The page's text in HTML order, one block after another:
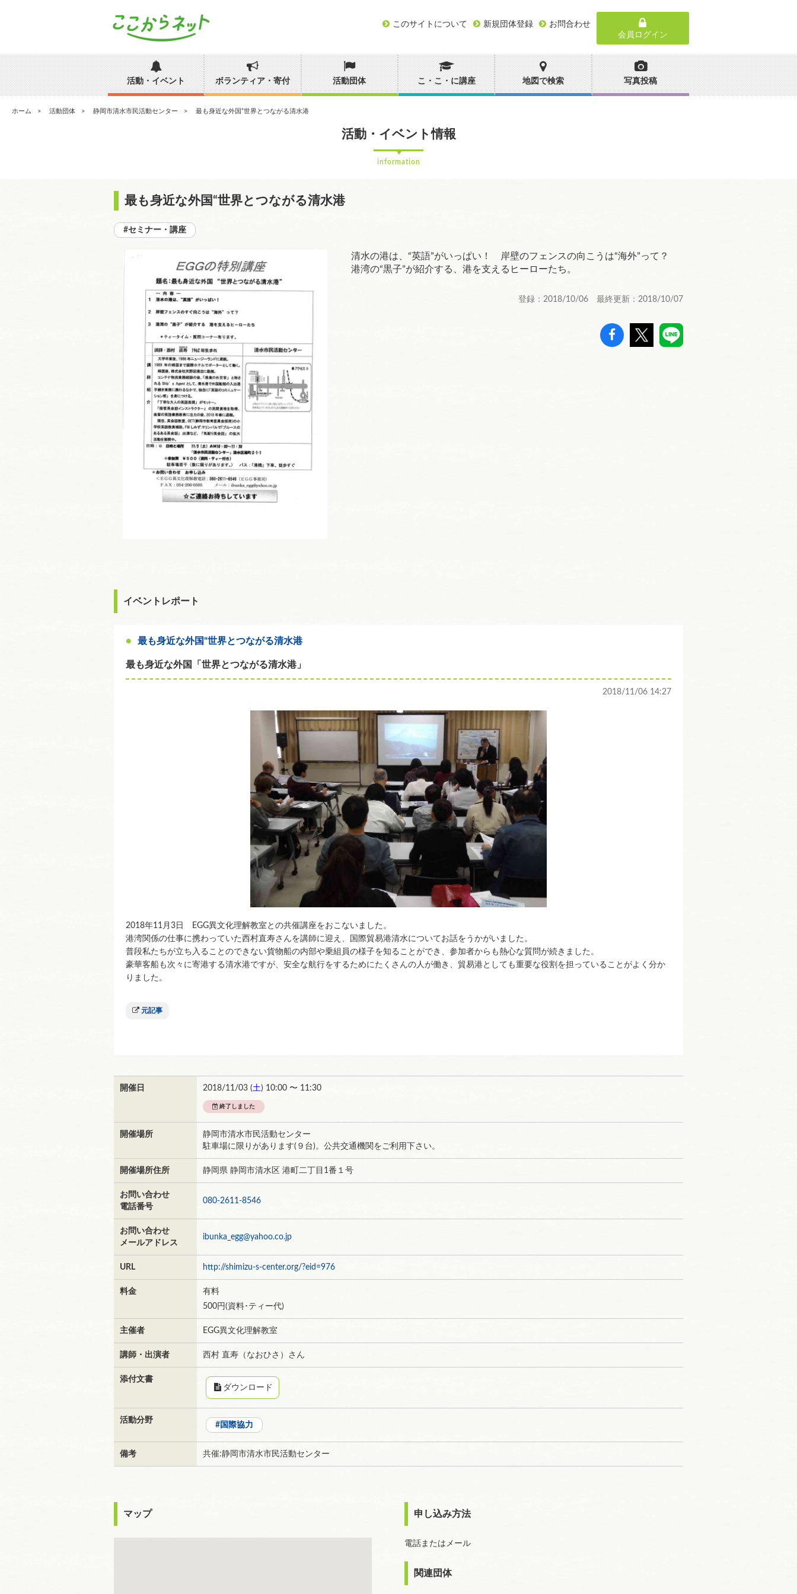
このサイトについて 新規団体登録
お問合わせ
会員ログイン
活動・イベント ボランティア・寄付 活動団体 こ・こ・に講座 地図で検索 写真投稿
ホーム 活動団体 静岡市清水市民活動センター 最も身近な外国“世界とつながる清水港
活動・イベント情報
information
最も身近な外国“世界とつながる清水港
#セミナー・講座
清水の港は、“英語”がいっぱい！ 岸壁のフェンスの向こうは“海外”って？
港湾の“黒子”が紹介する、港を支えるヒーローたち。
登録：2018/10/06 最終更新：2018/10/07
イベントレポート
最も身近な外国“世界とつながる清水港
最も身近な外国「世界とつながる清水港」
2018/11/06 14:27
2018年11月3日 EGG異文化理解教室との共催講座をおこないました。
港湾関係の仕事に携わっていた西村直寿さんを講師に迎え、国際貿易港清水についてお話をうかがいました。
普段私たちが立ち入ることのできない貨物船の内部や乗組員の様子を知ることができ、参加者からも熱心な質問が続きました。
豪華客船も次々に寄港する清水港ですが、安全な航行をするためにたくさんの人が働き、貿易港としても重要な役割を担っていることがよく分か
りました。
元記事
開催日 2018/11/03 (土) 10:00 〜 11:30
終了しました
開催場所
静岡市清水市民活動センター
駐車場に限りがあります(９台)。公共交通機関をご利用下さい。
開催場所住所 静岡県 静岡市清水区 港町二丁目1番１号
お問い合わせ
電話番号
080-2611-8546
お問い合わせ
メールアドレス
ibunka_egg@yahoo.co.jp
URL http://shimizu-s-center.org/?eid=976
料金
有料
500円(資料･ティー代)
主催者 EGG異文化理解教室
講師・出演者 西村 直寿（なおひさ）さん
添付文書
ダウンロード
活動分野
国際協力
備考 共催:静岡市清水市民活動センター
マップ 申し込み方法
電話またはメール
関連団体